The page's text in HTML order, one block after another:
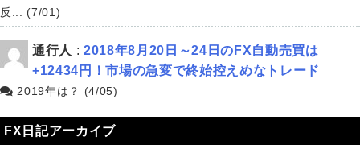
反... (7/01)
通行人 : 2018年8月20日～24日のFX自動売買は
+12434円！市場の急変で終始控えめなトレード
2019年は？ (4/05)
FX日記アーカイブ